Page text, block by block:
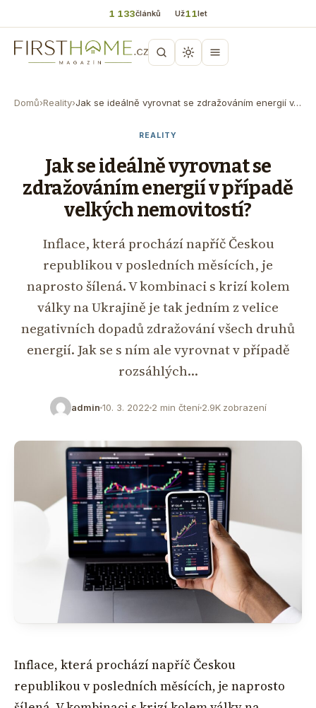
1 133článků Už11let
Domů›Reality›Jak se ideálně vyrovnat se zdražováním energií v…
REALITY
Jak se ideálně vyrovnat se
zdražováním energií v případě
velkých nemovitostí?
Inflace, která prochází napříč Českou
republikou v posledních měsících, je
naprosto šílená. V kombinaci s krizí kolem
války na Ukrajině je tak jedním z velice
negativních dopadů zdražování všech druhů
energií. Jak se s ním ale vyrovnat v případě
rozsáhlých…
admin 10. 3. 2022 2 min čtení2.9K zobrazení
Inflace, která prochází napříč Českou
republikou v posledních měsících, je naprosto